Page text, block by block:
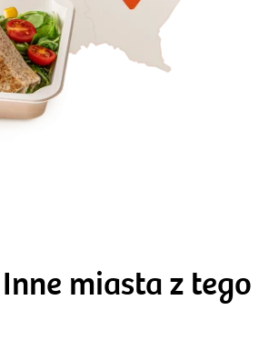
Zamów dietę!
Inne miasta z